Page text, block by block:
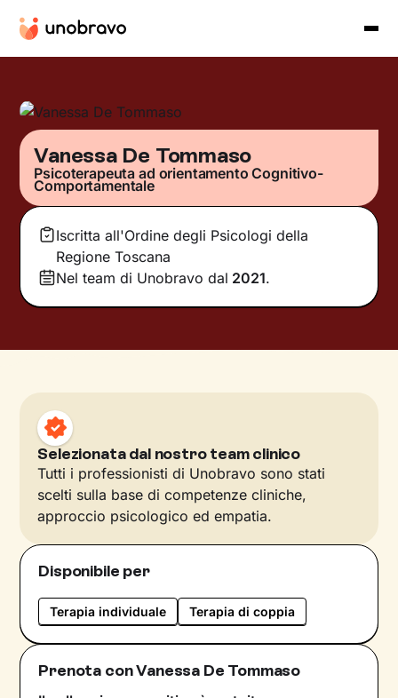
Vanessa De Tommaso
Psicoterapeuta ad orientamento Cognitivo-
Comportamentale
Iscritta all'Ordine degli Psicologi della
Regione Toscana
Nel team di Unobravo dal 2021.
Selezionata dal nostro team clinico
Tutti i professionisti di Unobravo sono stati
scelti sulla base di competenze cliniche,
approccio psicologico ed empatia.
Disponibile per
Terapia individuale Terapia di coppia
Prenota con Vanessa De Tommaso